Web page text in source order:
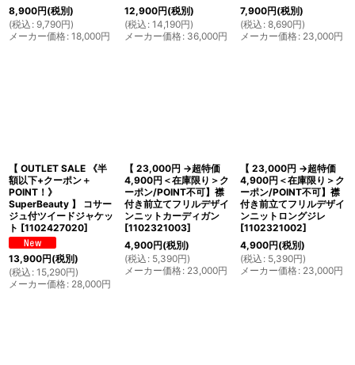
8,900円(税別)
(税込 : 9,790円)
メーカー価格: 18,000円
12,900円(税別)
(税込 : 14,190円)
メーカー価格: 36,000円
7,900円(税別)
(税込 : 8,690円)
メーカー価格: 23,000円
【 OUTLET SALE 《半
額以下+クーポン＋
POINT！》
SuperBeauty 】 コサー
ジュ付ツイードジャケッ
ト [1102427020]
13,900円(税別)
(税込 : 15,290円)
メーカー価格: 28,000円
【 23,000円 →超特価
4,900円＜在庫限り＞ク
ーポン/POINT不可】襟
付き前立てフリルデザイ
ンニットカーディガン
[1102321003]
4,900円(税別)
(税込 : 5,390円)
メーカー価格: 23,000円
【 23,000円 →超特価
4,900円＜在庫限り＞ク
ーポン/POINT不可】襟
付き前立てフリルデザイ
ンニットロングジレ
[1102321002]
4,900円(税別)
(税込 : 5,390円)
メーカー価格: 23,000円